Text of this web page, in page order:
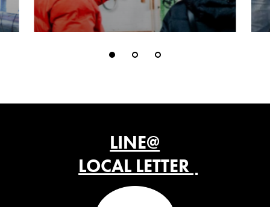
LINE@
LOCAL LETTER